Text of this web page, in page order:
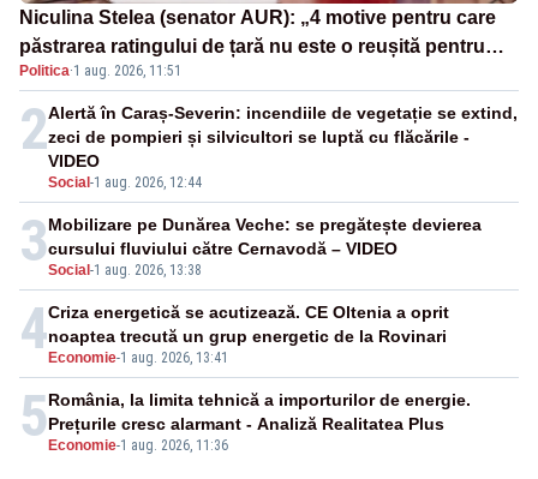
Niculina Stelea (senator AUR): „4 motive pentru care
păstrarea ratingului de țară nu este o reușită pentru
Guvernul Bolojan”
Politica·1 aug. 2026, 11:51
2
Social -1 aug. 2026, 12:44
Alertă în Caraș-Severin: incendiile de vegetație se extind,
zeci de pompieri și silvicultori se luptă cu flăcările -
VIDEO
3Social -1 aug. 2026, 13:38
Mobilizare pe Dunărea Veche: se pregătește devierea
cursului fluviului către Cernavodă – VIDEO
4 Economie-1 aug. 2026, 13:41
Criza energetică se acutizează. CE Oltenia a oprit
noaptea trecută un grup energetic de la Rovinari
5 Economie-1 aug. 2026, 11:36
România, la limita tehnică a importurilor de energie.
Prețurile cresc alarmant - Analiză Realitatea Plus